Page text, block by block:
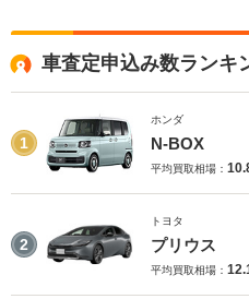
車査定申込み数ランキ
1
ホンダ
N-BOX
平均買取相場：
2
トヨタ
プリウス
平均買取相場：